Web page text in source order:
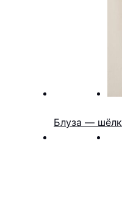
Блуза — шёлк